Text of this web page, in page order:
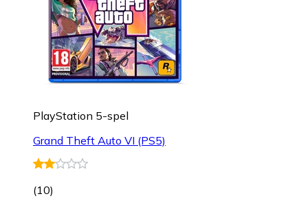
PlayStation 5-spel
Grand Theft Auto VI (PS5)
(10)